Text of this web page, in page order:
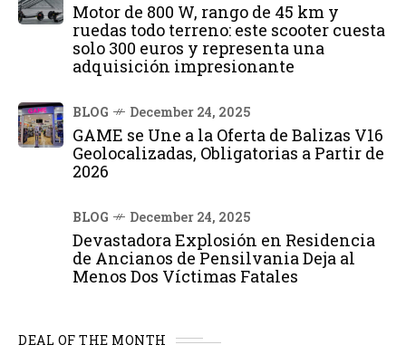
Motor de 800 W, rango de 45 km y
ruedas todo terreno: este scooter cuesta
solo 300 euros y representa una
adquisición impresionante
BLOG December 24, 2025
GAME se Une a la Oferta de Balizas V16
Geolocalizadas, Obligatorias a Partir de
2026
BLOG December 24, 2025
Devastadora Explosión en Residencia
de Ancianos de Pensilvania Deja al
Menos Dos Víctimas Fatales
DEAL OF THE MONTH